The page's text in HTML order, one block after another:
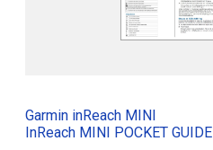
Garmin inReach MINI
InReach MINI POCKET GUIDE